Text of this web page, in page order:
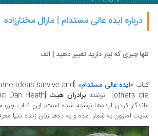
درباره ایده عالی مستدام | مارال مختارزاده
تنها چیزی که نیاز دارید تغییر دهید | الف
کتاب «ایده عالی مستدام
ideas survive and
others die] نوشته
برادران هیث
سایت آمازون به شمار آمده و به ده‌ها زبان زنده دنیا